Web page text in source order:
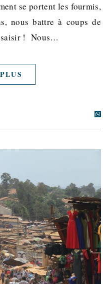
se portent les fourmis,
nous battre à coups de
saisir ! Nous…